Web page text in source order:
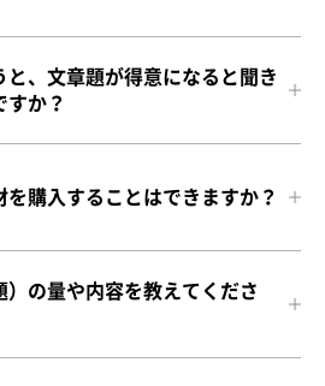
と、文章題が得意になると聞き
すか？
購入することはできますか？
）の量や内容を教えてくださ